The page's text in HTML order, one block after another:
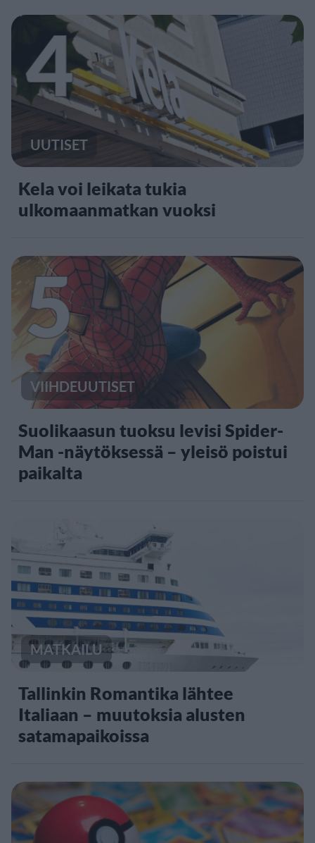
4
UUTISET
Kela voi leikata tukia
ulkomaanmatkan vuoksi
5
VIIHDEUUTISET
Suolikaasun tuoksu levisi Spider-
Man -näytöksessä – yleisö poistui
paikalta
MATKAILU
Tallinkin Romantika lähtee
Italiaan – muutoksia alusten
satamapaikoissa